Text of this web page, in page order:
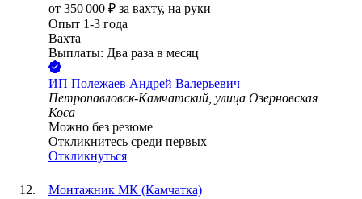
от 350 000 ₽ за вахту, на руки
Опыт 1-3 года
Вахта
Выплаты: Два раза в месяц
ИП Полежаев Андрей Валерьевич
Петропавловск-Камчатский, улица Озерновская
Коса
Можно без резюме
Откликнитесь среди первых
Откликнуться
Монтажник МК (Камчатка)